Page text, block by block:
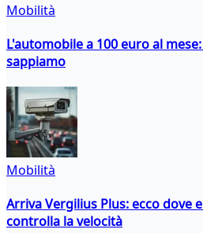
Mobilità
L'automobile a 100 euro al
sappiamo
Mobilità
Arriva Vergilius Plus: ecco dove
controlla la velocità